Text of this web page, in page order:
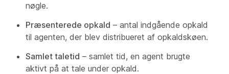
nøgle.
Præsenterede opkald – antal indgående opkald
til agenten, der blev distribueret af opkaldskøen.
Samlet taletid – samlet tid, en agent brugte
aktivt på at tale under opkald.